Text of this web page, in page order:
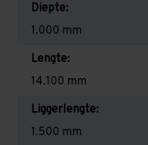
Diepte:
1.000 mm
Lengte:
14.100 mm
Liggerlengte:
1.500 mm